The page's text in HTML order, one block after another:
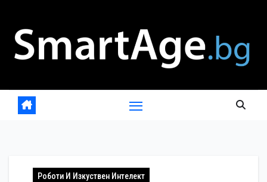
content
Роботи И Изкуствен Интелект